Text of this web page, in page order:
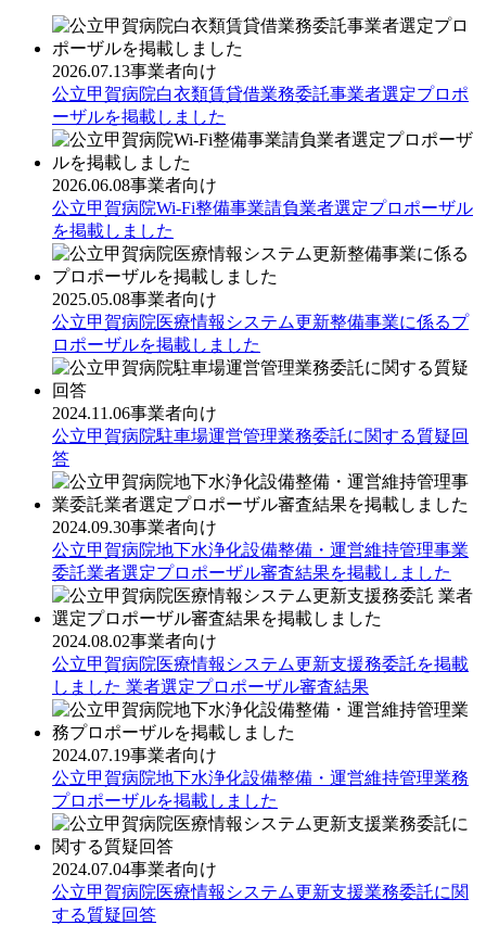
2026.07.13事業者向け
公立甲賀病院白衣類賃貸借業務委託事業者選定プロポ
ーザルを掲載しました
2026.06.08事業者向け
公立甲賀病院Wi-Fi整備事業請負業者選定プロポーザル
を掲載しました
2025.05.08事業者向け
公立甲賀病院医療情報システム更新整備事業に係るプ
ロポーザルを掲載しました
2024.11.06事業者向け
公立甲賀病院駐車場運営管理業務委託に関する質疑回
答
2024.09.30事業者向け
公立甲賀病院地下水浄化設備整備・運営維持管理事業
委託業者選定プロポーザル審査結果を掲載しました
2024.08.02事業者向け
公立甲賀病院医療情報システム更新支援務委託を掲載
しました 業者選定プロポーザル審査結果
2024.07.19事業者向け
公立甲賀病院地下水浄化設備整備・運営維持管理業務
プロポーザルを掲載しました
2024.07.04事業者向け
公立甲賀病院医療情報システム更新支援業務委託に関
する質疑回答